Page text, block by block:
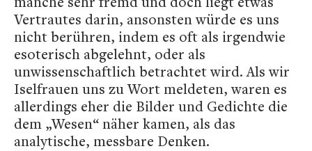
Vertrautes darin, ansonsten würde es uns
nicht berühren, indem es oft als irgendwie
esoterisch abgelehnt, oder als
unwissenschaftlich betrachtet wird. Als wir
Iselfrauen uns zu Wort meldeten, waren es
allerdings eher die Bilder und Gedichte die
dem „Wesen“ näher kamen, als das
analytische, messbare Denken.